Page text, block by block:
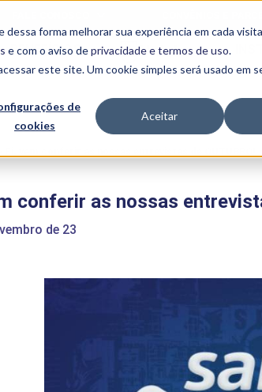
forma melhorar sua experiência em cada
e com o aviso deprivacidade e termos de uso.
este site. Um cookie simples será usado em
de
cookies
Aceitar
BENEFÍCIOS
Acadêmicos
PIME
conferir as nossas
de 23